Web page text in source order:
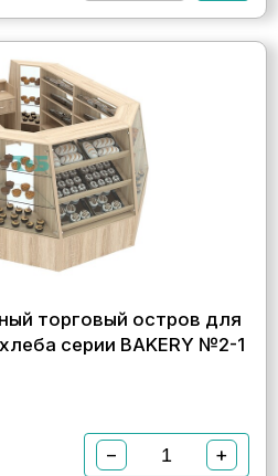
торговый остров для
серии BAKERY №2-1
− +